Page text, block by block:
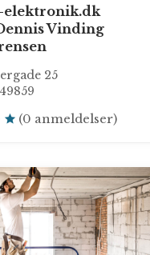
elektronik.dk
Vinding
25
(0 anmeldelser)